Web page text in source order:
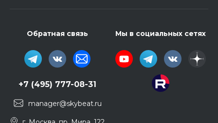
Обратная связь
+7 (495) 777-08-31
manager@skybeat.ru
Мы в социальных сетях